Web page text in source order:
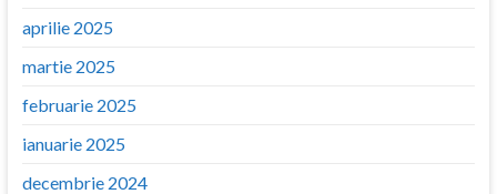
aprilie 2025
martie 2025
februarie 2025
ianuarie 2025
decembrie 2024